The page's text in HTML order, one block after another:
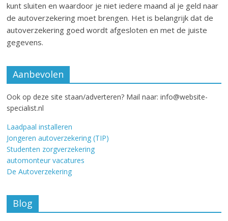
kunt sluiten en waardoor je niet iedere maand al je geld naar
de autoverzekering moet brengen. Het is belangrijk dat de
autoverzekering goed wordt afgesloten en met de juiste
gegevens.
Aanbevolen
Ook op deze site staan/adverteren? Mail naar: info@website-
specialist.nl
Laadpaal installeren
Jongeren autoverzekering (TIP)
Studenten zorgverzekering
automonteur vacatures
De Autoverzekering
Blog